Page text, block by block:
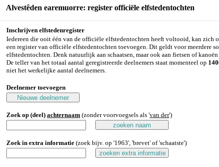
Alvestêden earemuorre: register officiële elfstedentochten
Inschrijven elfstedenregister
Iedereen die ooit één van de officiële elfstedentochten heeft voltooid, kan zich
een register van officiële elfstedentochten toevoegen. Dit geldt voor meerdere
elfstedentochten. Denk natuurlijk aan schaatsen, maar ook aan fietsen of
De teller van het totaal aantal geregistreerde deelnemers staat momenteel op
niet het werkelijke aantal deelnemers.
Deelnemer toevoegen
Zoek op (deel) achternaam (zonder voorvoegsels als 'van der')
Zoek in extra informatie (zoek bijv. op '1963', 'brevet' of 'schaatste')